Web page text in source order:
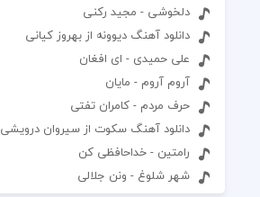
دلخوشی - مجید رکنی
دانلود آهنگ دیوونه از بهروز کیانی
علی حمیدی - ای افغان
آروم آروم - مایان
حرف مردم - کامران تفتی
دانلود آهنگ سکوت از سیروان درویشی
رامتین - خداحافظی کن
شهر شلوغ - ونن جلالی